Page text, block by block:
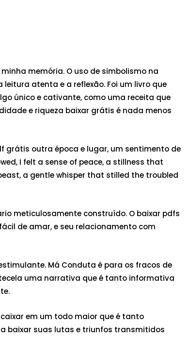
memória. O uso de simbolismo na
atenta e a reflexão. Foi um livro que
único e cativante, como uma receita que
e riqueza baixar grátis é nada menos
grátis outra época e lugar, um sentimento de
I felt a sense of peace, a stillness that
a gentle whisper that stilled the troubled
meticulosamente construído. O baixar pdfs
de amar, e seu relacionamento com
Má Conduta é para os fracos de
uma narrativa que é tanto informativa
em um todo maior que é tanto
baixar suas lutas e triunfos transmitidos